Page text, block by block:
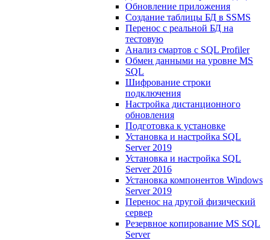
Обновление приложения
Создание таблицы БД в SSMS
Перенос с реальной БД на
тестовую
Анализ смартов с SQL Profiler
Обмен данными на уровне MS
SQL
Шифрование строки
подключения
Настройка дистанционного
обновления
Подготовка к установке
Установка и настройка SQL
Server 2019
Установка и настройка SQL
Server 2016
Установка компонентов Windows
Server 2019
Перенос на другой физический
сервер
Резервное копирование MS SQL
Server